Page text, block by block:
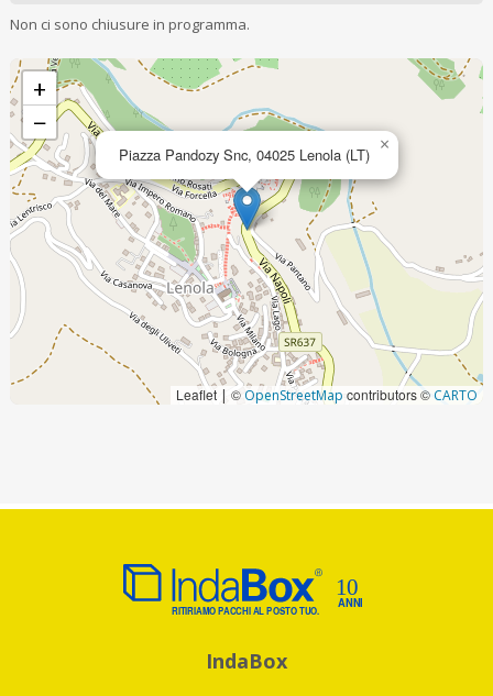
Non ci sono chiusure in programma.
Piazza Pandozy Snc, 04025 Lenola (LT) ×
+
−
Leaflet | © OpenStreetMap contributors ©CARTO
IndaBox